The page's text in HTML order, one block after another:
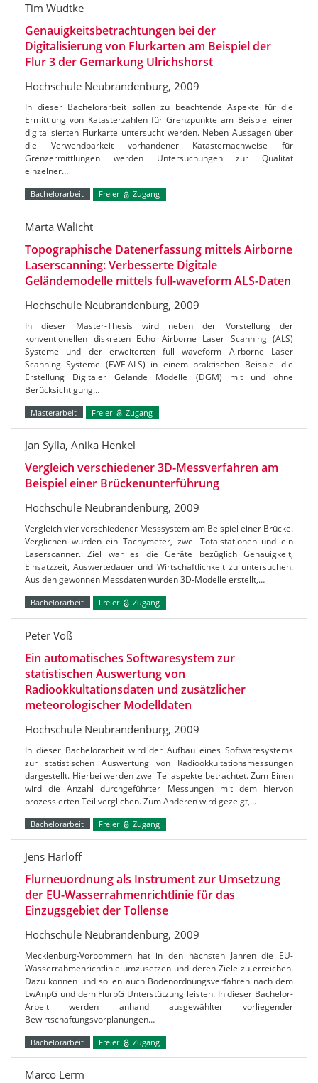
Tim Wudtke
Genauigkeitsbetrachtungen bei der
Digitalisierung von Flurkarten am Beispiel der
Flur 3 der Gemarkung Ulrichshorst
Hochschule Neubrandenburg, 2009
In dieser Bachelorarbeit sollen zu beachtende Aspekte für die
Ermittlung von Katasterzahlen für Grenzpunkte am Beispiel einer
digitalisierten Flurkarte untersucht werden. Neben Aussagen über
die Verwendbarkeit vorhandener Katasternachweise für
Grenzermittlungen werden Untersuchungen zur Qualität
einzelner…
Bachelorarbeit Freier Zugang
Marta Walicht
Topographische Datenerfassung mittels Airborne
Laserscanning: Verbesserte Digitale
Geländemodelle mittels full-waveform ALS-Daten
Hochschule Neubrandenburg, 2009
In dieser Master-Thesis wird neben der Vorstellung der
konventionellen diskreten Echo Airborne Laser Scanning (ALS)
Systeme und der erweiterten full waveform Airborne Laser
Scanning Systeme (FWF-ALS) in einem praktischen Beispiel die
Erstellung Digitaler Gelände Modelle (DGM) mit und ohne
Berücksichtigung…
Masterarbeit Freier Zugang
Jan Sylla, Anika Henkel
Vergleich verschiedener 3D-Messverfahren am
Beispiel einer Brückenunterführung
Hochschule Neubrandenburg, 2009
Vergleich vier verschiedener Messsystem am Beispiel einer Brücke.
Verglichen wurden ein Tachymeter, zwei Totalstationen und ein
Laserscanner. Ziel war es die Geräte bezüglich Genauigkeit,
Einsatzzeit, Auswertedauer und Wirtschaftlichkeit zu untersuchen.
Aus den gewonnen Messdaten wurden 3D-Modelle erstellt,…
Bachelorarbeit Freier Zugang
Peter Voß
Ein automatisches Softwaresystem zur
statistischen Auswertung von
Radiookkultationsdaten und zusätzlicher
meteorologischer Modelldaten
Hochschule Neubrandenburg, 2009
In dieser Bachelorarbeit wird der Aufbau eines Softwaresystems
zur statistischen Auswertung von Radiookkultationsmessungen
dargestellt. Hierbei werden zwei Teilaspekte betrachtet. Zum Einen
wird die Anzahl durchgeführter Messungen mit dem hiervon
prozessierten Teil verglichen. Zum Anderen wird gezeigt,…
Bachelorarbeit Freier Zugang
Jens Harloff
Flurneuordnung als Instrument zur Umsetzung
der EU-Wasserrahmenrichtlinie für das
Einzugsgebiet der Tollense
Hochschule Neubrandenburg, 2009
Mecklenburg-Vorpommern hat in den nächsten Jahren die EU-
Wasserrahmenrichtlinie umzusetzen und deren Ziele zu erreichen.
Dazu können und sollen auch Bodenordnungsverfahren nach dem
LwAnpG und dem FlurbG Unterstützung leisten. In dieser Bachelor-
Arbeit werden anhand ausgewählter vorliegender
Bewirtschaftungsvorplanungen…
Bachelorarbeit Freier Zugang
Marco Lerm